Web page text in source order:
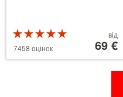
5 з 5
7458 оцінок
від
69 €